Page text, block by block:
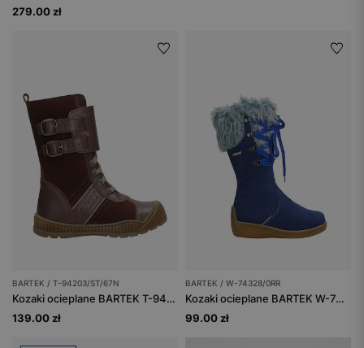
279.00 zł
BARTEK / T-94203/ST/67N
Kozaki ocieplane BARTEK T-94203/ST/67N, dla dziewcząt, bordowy
139.00 zł
BARTEK / W-74328/0RR
Kozaki ocieplane BARTEK W-74328/0RR, dla dziewcząt, niebieski
99.00 zł